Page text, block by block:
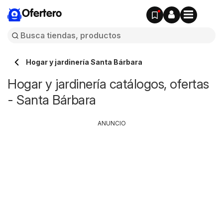
Ofertero
Hogar y jardinería Santa Bárbara
Hogar y jardinería catálogos, ofertas
- Santa Bárbara
ANUNCIO